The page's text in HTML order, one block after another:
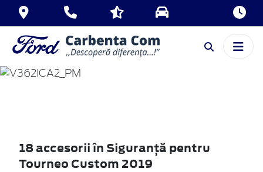
TOURNEO
CUSTOM
18 accesorii în Siguranţă pentru
Tourneo Custom 2019